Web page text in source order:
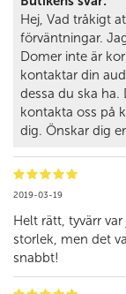
Hej, Vad tråkigt
förväntningar.
Domer inte är
kontaktar din
dessa du ska
kontakta oss på
dig. Önskar dig
2019-03-19
Helt rätt, tyvärr
storlek, men det
snabbt!